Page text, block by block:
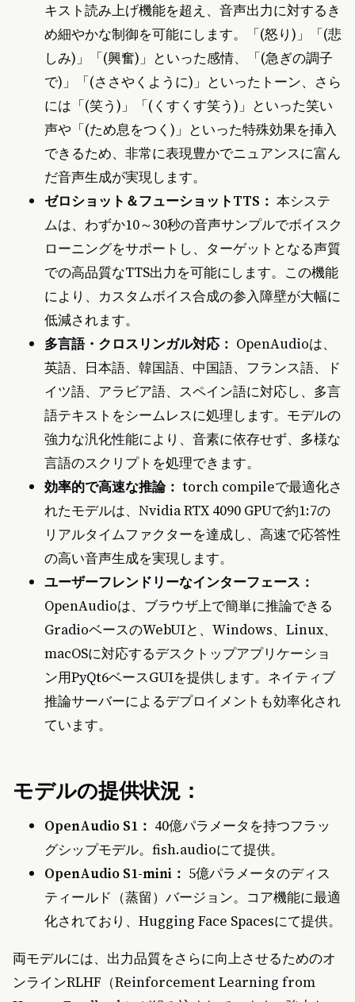
キスト読み上げ機能を超え、音声出力に対するき
め細やかな制御を可能にします。「(怒り)」「(悲
しみ)」「(興奮)」といった感情、「(急ぎの調子
で)」「(ささやくように)」といったトーン、さら
には「(笑う)」「(くすくす笑う)」といった笑い
声や「(ため息をつく)」といった特殊効果を挿入
できるため、非常に表現豊かでニュアンスに富ん
だ音声生成が実現します。
ゼロショット＆フューショットTTS： 本システ
ムは、わずか10～30秒の音声サンプルでボイスク
ローニングをサポートし、ターゲットとなる声質
での高品質なTTS出力を可能にします。この機能
により、カスタムボイス合成の参入障壁が大幅に
低減されます。
多言語・クロスリンガル対応： OpenAudioは、
英語、日本語、韓国語、中国語、フランス語、ド
イツ語、アラビア語、スペイン語に対応し、多言
語テキストをシームレスに処理します。モデルの
強力な汎化性能により、音素に依存せず、多様な
言語のスクリプトを処理できます。
効率的で高速な推論： torch compileで最適化さ
れたモデルは、Nvidia RTX 4090 GPUで約1:7の
リアルタイムファクターを達成し、高速で応答性
の高い音声生成を実現します。
ユーザーフレンドリーなインターフェース：
OpenAudioは、ブラウザ上で簡単に推論できる
GradioベースのWebUIと、Windows、Linux、
macOSに対応するデスクトップアプリケーショ
ン用PyQt6ベースGUIを提供します。ネイティブ
推論サーバーによるデプロイメントも効率化され
ています。
モデルの提供状況：
OpenAudio S1： 40億パラメータを持つフラッ
グシップモデル。fish.audioにて提供。
OpenAudio S1-mini： 5億パラメータのディス
ティールド（蒸留）バージョン。コア機能に最適
化されており、Hugging Face Spacesにて提供。
両モデルには、出力品質をさらに向上させるためのオ
ンラインRLHF（Reinforcement Learning from